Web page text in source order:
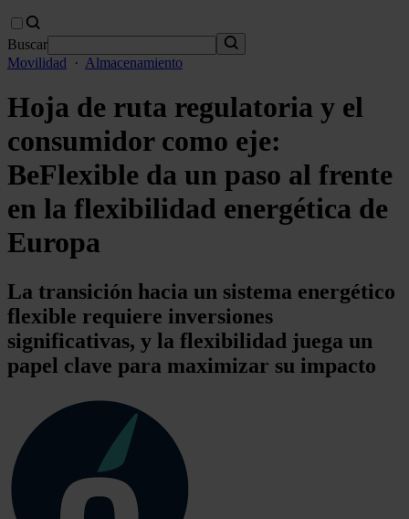
Buscar
Movilidad
· Almacenamiento
Hoja de ruta regulatoria y el
consumidor como eje:
BeFlexible da un paso al frente
en la flexibilidad energética de
Europa
La transición hacia un sistema energético
flexible requiere inversiones
significativas, y la flexibilidad juega un
papel clave para maximizar su impacto